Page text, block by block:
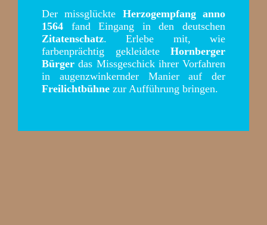
Der missglückte Herzogempfang anno
1564fand Eingang in den deutschen
Zitatenschatz. Erlebe mit, wie
farbenprächtig gekleideteHornberger
Bürgerdas Missgeschick ihrer Vorfahren
in augenzwinkernder Manier auf der
Freilichtbühnezur Aufführung bringen.